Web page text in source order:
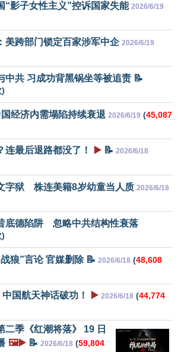
“影子女性主义”控诉国家失能 2026/6/19
美跨部门锁定百家涉军中企 2026/6/19
中共 习成功背黑锅坐等被追责 📝
)
经济内需塌陷持续衰退 2026/6/19 (45,087
连最后退路都没了！ ▶️ 📝 2026/6/18
字狱 株连美籍8岁幼童当人质 2026/6/18
底德陷阱 忽略中共结构性衰落
)
狼”言论 官媒删除 📝 2026/6/18 (48,608
国航天神话破功！ ▶️ 2026/6/18 (44,774
二季《红潮将落》 19 日
🖼️▶️ 📝 2026/6/18 (59,804